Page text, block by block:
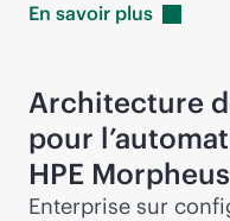
En savoir plus
Architecture
pour
HPE
Enterprise sur